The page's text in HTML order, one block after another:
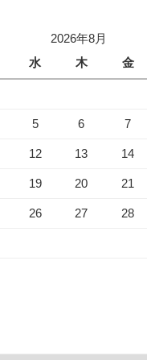
2026年8月
水 木 金
5 6 7
12 13 14
19 20 21
26 27 28